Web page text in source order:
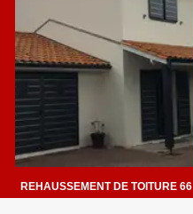
REHAUSSEMENT DE TOITURE 66